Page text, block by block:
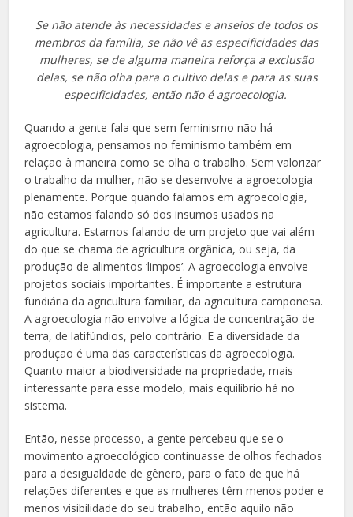
Se não atende às necessidades e anseios de todos os
membros da família, se não vê as especificidades das
mulheres, se de alguma maneira reforça a exclusão
delas, se não olha para o cultivo delas e para as suas
especificidades, então não é agroecologia.
Quando a gente fala que sem feminismo não há
agroecologia, pensamos no feminismo também em
relação à maneira como se olha o trabalho. Sem valorizar
o trabalho da mulher, não se desenvolve a agroecologia
plenamente. Porque quando falamos em agroecologia,
não estamos falando só dos insumos usados na
agricultura. Estamos falando de um projeto que vai além
do que se chama de agricultura orgânica, ou seja, da
produção de alimentos ‘limpos’. A agroecologia envolve
projetos sociais importantes. É importante a estrutura
fundiária da agricultura familiar, da agricultura camponesa.
A agroecologia não envolve a lógica de concentração de
terra, de latifúndios, pelo contrário. E a diversidade da
produção é uma das características da agroecologia.
Quanto maior a biodiversidade na propriedade, mais
interessante para esse modelo, mais equilíbrio há no
sistema.
Então, nesse processo, a gente percebeu que se o
movimento agroecológico continuasse de olhos fechados
para a desigualdade de gênero, para o fato de que há
relações diferentes e que as mulheres têm menos poder e
menos visibilidade do seu trabalho, então aquilo não